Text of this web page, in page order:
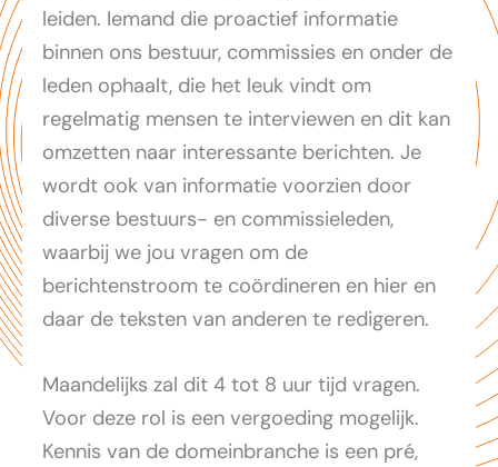
leiden. Iemand die proactief informatie
binnen ons bestuur, commissies en onder de
leden ophaalt, die het leuk vindt om
regelmatig mensen te interviewen en dit kan
omzetten naar interessante berichten. Je
wordt ook van informatie voorzien door
diverse bestuurs- en commissieleden,
waarbij we jou vragen om de
berichtenstroom te coördineren en hier en
daar de teksten van anderen te redigeren.
Maandelijks zal dit 4 tot 8 uur tijd vragen.
Voor deze rol is een vergoeding mogelijk.
Kennis van de domeinbranche is een pré,